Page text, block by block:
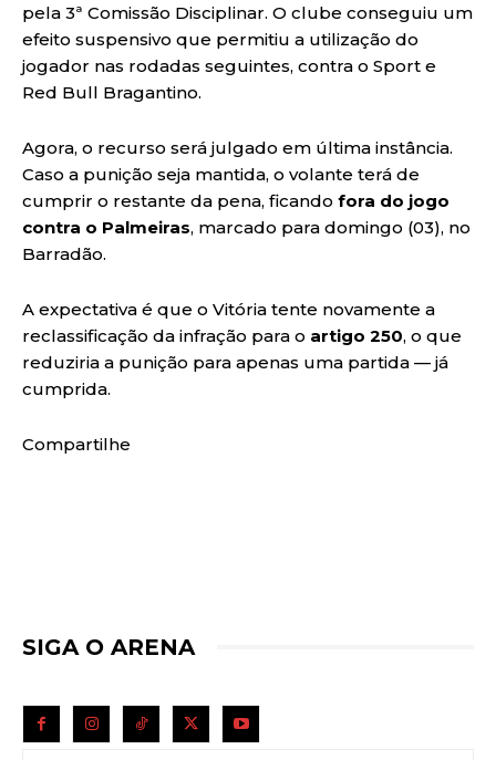
pela 3ª Comissão Disciplinar. O clube conseguiu um
efeito suspensivo que permitiu a utilização do
jogador nas rodadas seguintes, contra o Sport e
Red Bull Bragantino.
Agora, o recurso será julgado em última instância.
Caso a punição seja mantida, o volante terá de
cumprir o restante da pena, ficando fora do jogo
contra o Palmeiras, marcado para domingo (03), no
Barradão.
A expectativa é que o Vitória tente novamente a
reclassificação da infração para o artigo 250, o que
reduziria a punição para apenas uma partida — já
cumprida.
Compartilhe
SIGA O ARENA